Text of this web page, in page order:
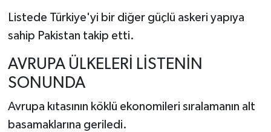
Listede Türkiye'yi bir diğer güçlü askeri yapıya
sahip Pakistan takip etti.
AVRUPA ÜLKELERİ LİSTENİN
SONUNDA
Avrupa kıtasının köklü ekonomileri sıralamanın alt
basamaklarına geriledi.